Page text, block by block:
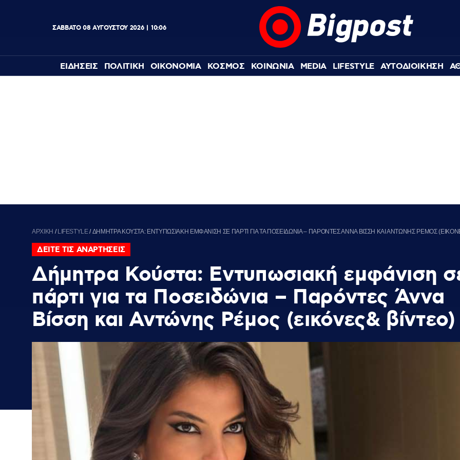
ΣΑΒΒΑΤΟ 08 ΑΥΓΟΥΣΤΟΥ 2026 10:06
ΕΙΔΗΣΕΙΣ ΠΟΛΙΤΙΚΗ ΟΙΚΟΝΟΜΙΑ ΚΟΣΜΟΣ ΚΟΙΝΩΝΙΑ MEDIA LIFESTYLE ΑΥΤΟΔΙΟΙΚΗΣΗ
ΑΡΧΙΚΗ / LIFESTYLE/ΔΗΜΗΤΡΑ ΚΟΥΣΤΑ: ΕΝΤΥΠΩΣΙΑΚΗ ΕΜΦΑΝΙΣΗ ΣΕ ΠΑΡΤΙ ΓΙΑ ΤΑ ΠΟΣΕΙΔΩΝΙΑ – ΠΑΡΟΝΤΕΣ ΑΝΝΑ ΒΙΣΣΗ ΚΑΙ ΑΝΤΩΝΗΣ ΡΕΜΟΣ
ΔΕΙΤΕ ΤΙΣ ΑΝΑΡΤΗΣΕΙΣ
Δήμητρα Κούστα: Εντυπωσιακή εμφάνιση
πάρτι για τα Ποσειδώνια – Παρόντες Άννα
Βίσση και Αντώνης Ρέμος (εικόνες& βίντεο)